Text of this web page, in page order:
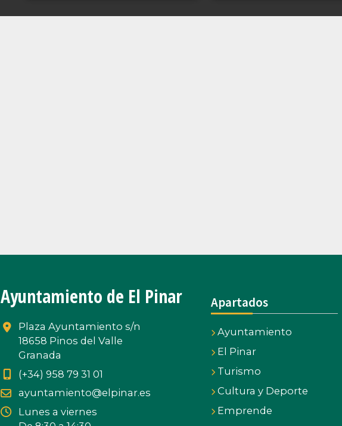
Ayuntamiento de El Pinar
Plaza Ayuntamiento s/n
18658 Pinos del Valle
Granada
(+34) 958 79 31 01
ayuntamiento@elpinar.es
Lunes a viernes
Apartados
Ayuntamiento
El Pinar
Turismo
Cultura y Deporte
Emprende